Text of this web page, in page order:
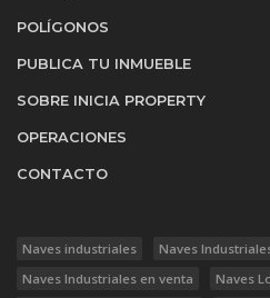
POLÍGONOS
PUBLICA TU INMUEBLE
SOBRE INICIA PROPERTY
OPERACIONES
CONTACTO
Naves industriales
Naves
Naves Industriales en venta
Naves